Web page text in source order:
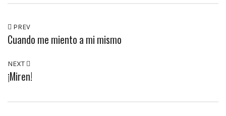
PREV
Cuando me miento a mi mismo
NEXT
¡Miren!